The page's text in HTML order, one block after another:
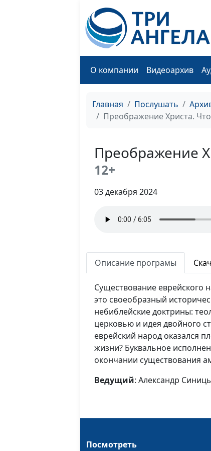
О компании Видеоархив
Главная Послушать
Преображение Христа. Что
Преображение
12+
03 декабря 2024
Описание програмы
Существование еврейского
это своеобразный
небиблейские доктрины:
церковью и идея двойного
еврейский народ оказался
жизни? Буквальное
окончании существования
Ведущий: Александр
Посмотреть